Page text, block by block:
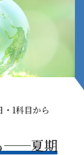
1科目から
──夏期